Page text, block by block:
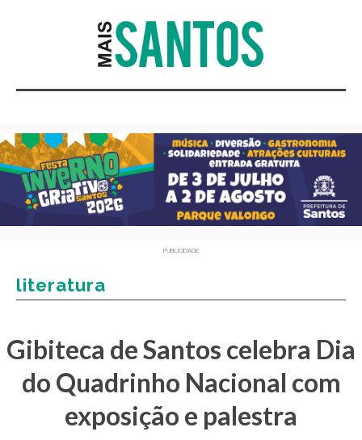
PUBLICIDADE
literatura
Gibiteca de Santos celebra Dia
do Quadrinho Nacional com
exposição e palestra